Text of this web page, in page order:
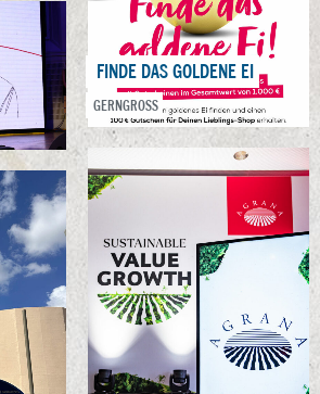
FINDE DAS GOLDENE EI
GERNGROSS